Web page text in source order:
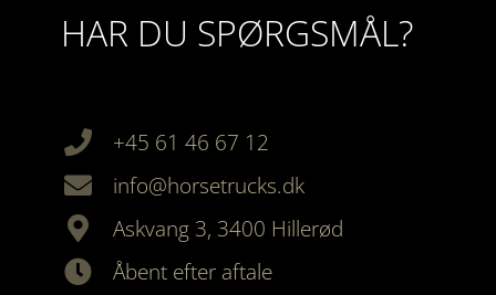
HAR DU SPØRGSMÅL?
+45 61 46 67 12
info@horsetrucks.dk
Askvang 3, 3400 Hillerød
Åbent efter aftale